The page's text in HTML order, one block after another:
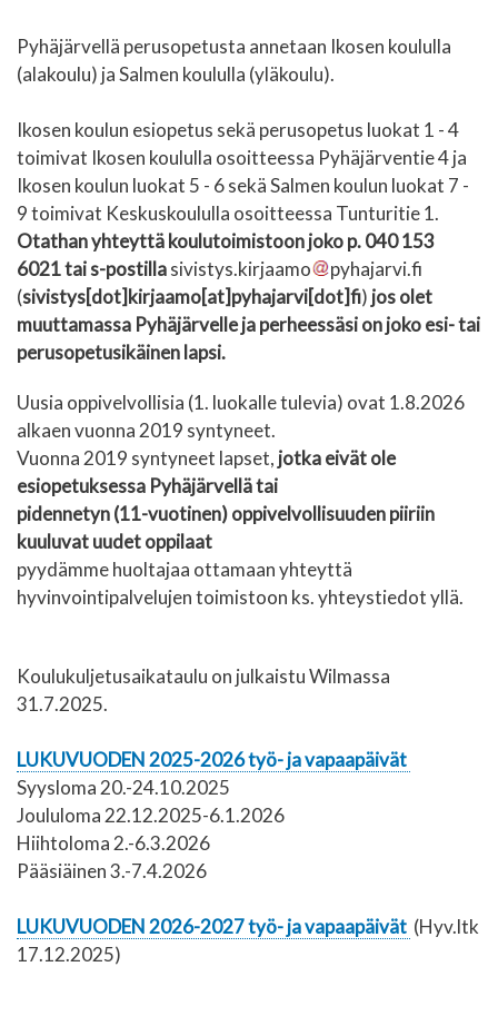
Pyhäjärvellä perusopetusta annetaan Ikosen koululla
(alakoulu) ja Salmen koululla (yläkoulu).
Ikosen koulun esiopetus sekä perusopetus luokat 1 - 4
toimivat Ikosen koululla osoitteessa Pyhäjärventie 4 ja
Ikosen koulun luokat 5 - 6 sekä Salmen koulun luokat 7 -
9 toimivat Keskuskoululla osoitteessa Tunturitie 1.
Otathan yhteyttä koulutoimistoon joko p. 040 153
6021 tai s-postillasivistys.kirjaamo
pyhajarvi.fi
(sivistys[dot]kirjaamo[at]pyhajarvi[dot]fi) jos olet
muuttamassa Pyhäjärvelle ja perheessäsi on joko esi- tai
perusopetusikäinen lapsi.
Uusia oppivelvollisia (1. luokalle tulevia) ovat 1.8.2026
alkaen vuonna 2019 syntyneet.
Vuonna 2019 syntyneet lapset, jotka eivät ole
esiopetuksessa Pyhäjärvellä tai
pidennetyn (11-vuotinen) oppivelvollisuuden piiriin
kuuluvat uudet oppilaat
pyydämme huoltajaa ottamaan yhteyttä
hyvinvointipalvelujen toimistoon ks. yhteystiedot yllä.
Koulukuljetusaikataulu on julkaistu Wilmassa
31.7.2025.
LUKUVUODEN 2025-2026 työ- ja vapaapäivät
Syysloma 20.-24.10.2025
Joululoma 22.12.2025-6.1.2026
Hiihtoloma 2.-6.3.2026
Pääsiäinen 3.-7.4.2026
LUKUVUODEN 2026-2027 työ- ja vapaapäivät (Hyv.ltk
17.12.2025)